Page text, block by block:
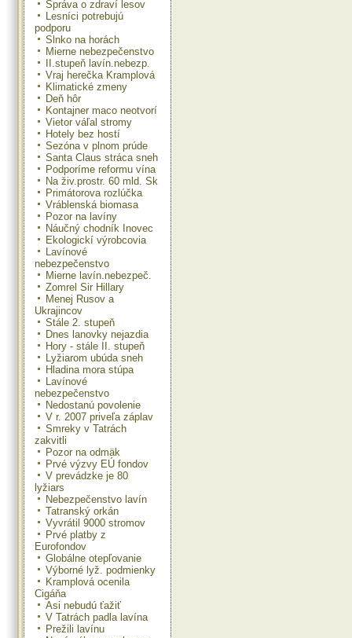
Správa o zdraví lesov
Lesníci potrebujú
podporu
Slnko na horách
Mierne nebezpečenstvo
II.stupeň lavín.nebezp.
Vraj herečka Kramplová
Klimatické zmeny
Deň hôr
Kontajner maco neotvorí
Vietor váľal stromy
Hotely bez hostí
Sezóna v plnom prúde
Santa Claus stráca sneh
Podporíme reformu vína
Na živ.prostr. 60 mld. Sk
Primátorova rozlúčka
Vráblenská biomasa
Pozor na lavíny
Náučný chodník Inovec
Ekologickí výrobcovia
Lavínové
nebezpečenstvo
Mierne lavín.nebezpeč.
Zomrel Sir Hillary
Menej Rusov a
Ukrajincov
Stále 2. stupeň
Dnes lanovky nejazdia
Hory - stále II. stupeň
Lyžiarom ubúda sneh
Hladina mora stúpa
Lavínové
nebezpečenstvo
Nedostanú povolenie
V r. 2007 priveľa záplav
Smreky v Tatrách
zakvitli
Pozor na odmäk
Prvé výzvy EÚ fondov
V prevádzke je 80
lyžiars
Nebezpečenstvo lavín
Tatranský orkán
Vyvrátil 9000 stromov
Prvé platby z
Eurofondov
Globálne otepľovanie
Výborné lyž. podmienky
Kramplová ocenila
Cigáňa
Asi nebudú ťažiť
V Tatrách padla lavína
Prežili lavínu